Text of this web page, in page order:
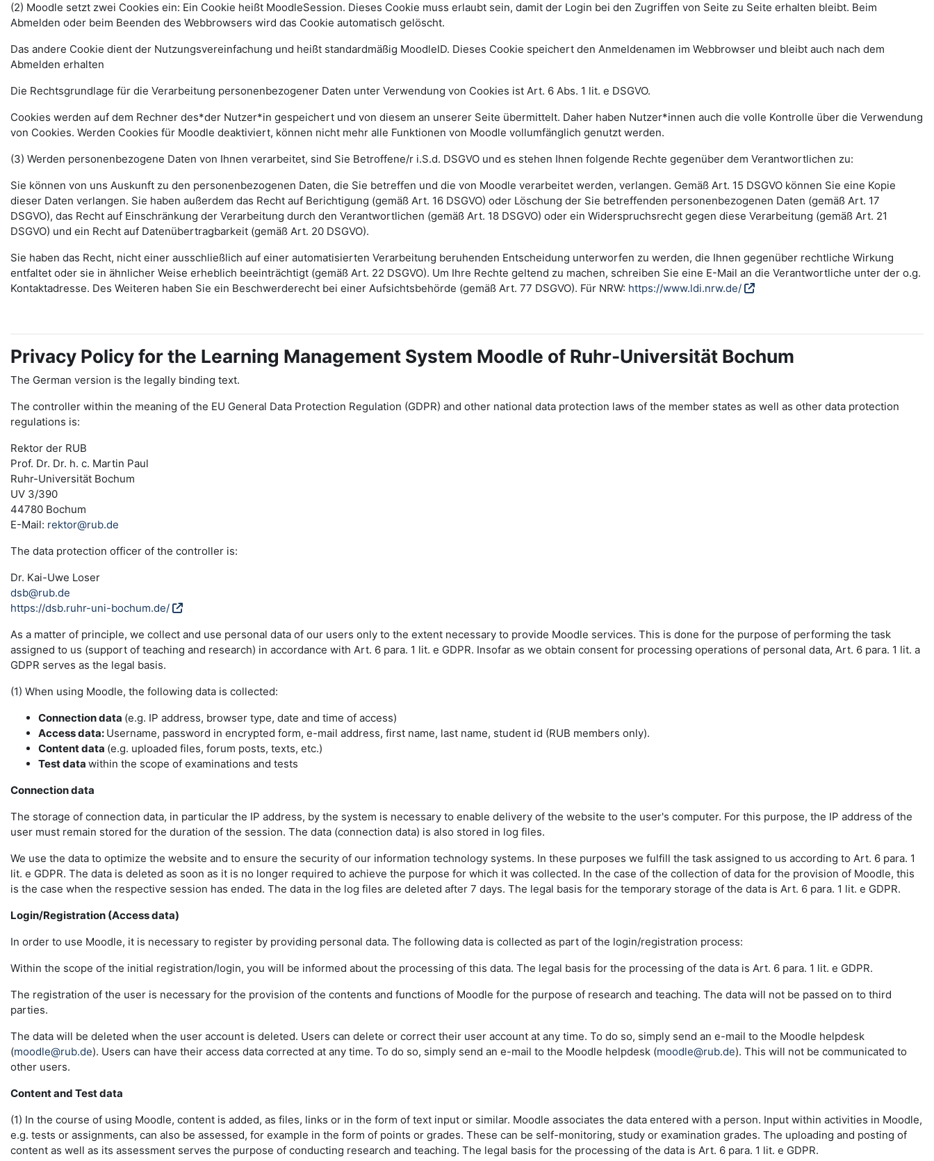
(2) Moodle setzt zwei Cookies ein: Ein Cookie heißt MoodleSession. Dieses Cookie muss erlaubt sein, damit der Login bei den Zugriffen von Seite zu Seite erhalten bleibt. Beim
Abmelden oder beim Beenden des Webbrowsers wird das Cookie automatisch gelöscht.
Das andere Cookie dient der Nutzungsvereinfachung und heißt standardmäßig MoodleID. Dieses Cookie speichert den Anmeldenamen im Webbrowser und bleibt auch nach dem
Abmelden erhalten
Die Rechtsgrundlage für die Verarbeitung personenbezogener Daten unter Verwendung von Cookies ist Art. 6 Abs. 1 lit. e DSGVO.
Cookies werden auf dem Rechner des*der Nutzer*in gespeichert und von diesem an unserer Seite übermittelt. Daher haben Nutzer*innen auch die volle Kontrolle über die Verwendung
von Cookies. Werden Cookies für Moodle deaktiviert, können nicht mehr alle Funktionen von Moodle vollumfänglich genutzt werden.
(3) Werden personenbezogene Daten von Ihnen verarbeitet, sind Sie Betroffene/r i.S.d. DSGVO und es stehen Ihnen folgende Rechte gegenüber dem Verantwortlichen zu:
Sie können von uns Auskunft zu den personenbezogenen Daten, die Sie betreffen und die von Moodle verarbeitet werden, verlangen. Gemäß Art. 15 DSGVO können Sie eine Kopie
dieser Daten verlangen. Sie haben außerdem das Recht auf Berichtigung (gemäß Art. 16 DSGVO) oder Löschung der Sie betreffenden personenbezogenen Daten (gemäß Art. 17
DSGVO), das Recht auf Einschränkung der Verarbeitung durch den Verantwortlichen (gemäß Art. 18 DSGVO) oder ein Widerspruchsrecht gegen diese Verarbeitung (gemäß Art. 21
DSGVO) und ein Recht auf Datenübertragbarkeit (gemäß Art. 20 DSGVO).
Sie haben das Recht, nicht einer ausschließlich auf einer automatisierten Verarbeitung beruhenden Entscheidung unterworfen zu werden, die Ihnen gegenüber rechtliche Wirkung
entfaltet oder sie in ähnlicher Weise erheblich beeinträchtigt (gemäß Art. 22 DSGVO). Um Ihre Rechte geltend zu machen, schreiben Sie eine E-Mail an die Verantwortliche unter der o.g.
Kontaktadresse. Des Weiteren haben Sie ein Beschwerderecht bei einer Aufsichtsbehörde (gemäß Art. 77 DSGVO). Für NRW: https://www.ldi.nrw.de/
Privacy Policy for the Learning Management System Moodle of Ruhr-Universität Bochum
The German version is the legally binding text.
The controller within the meaning of the EU General Data Protection Regulation (GDPR) and other national data protection laws of the member states as well as other data protection
regulations is:
Rektor der RUB
Prof. Dr. Dr. h. c. Martin Paul
Ruhr-Universität Bochum
UV 3/390
44780 Bochum
E-Mail: rektor@rub.de
The data protection officer of the controller is:
Dr. Kai-Uwe Loser
dsb@rub.de
https://dsb.ruhr-uni-bochum.de/
As a matter of principle, we collect and use personal data of our users only to the extent necessary to provide Moodle services. This is done for the purpose of performing the task
assigned to us (support of teaching and research) in accordance with Art. 6 para. 1 lit. e GDPR. Insofar as we obtain consent for processing operations of personal data, Art. 6 para. 1 lit. a
GDPR serves as the legal basis.
(1) When using Moodle, the following data is collected:
Connection data (e.g. IP address, browser type, date and time of access)
Access data: Username, password in encrypted form, e-mail address, first name, last name, student id (RUB members only).
Content data (e.g. uploaded files, forum posts, texts, etc.)
Test data within the scope of examinations and tests
Connection data
The storage of connection data, in particular the IP address, by the system is necessary to enable delivery of the website to the user's computer. For this purpose, the IP address of the
user must remain stored for the duration of the session. The data (connection data) is also stored in log files.
We use the data to optimize the website and to ensure the security of our information technology systems. In these purposes we fulfill the task assigned to us according to Art. 6 para. 1
lit. e GDPR. The data is deleted as soon as it is no longer required to achieve the purpose for which it was collected. In the case of the collection of data for the provision of Moodle, this
is the case when the respective session has ended. The data in the log files are deleted after 7 days. The legal basis for the temporary storage of the data is Art. 6 para. 1 lit. e GDPR.
Login/Registration (Access data)
In order to use Moodle, it is necessary to register by providing personal data. The following data is collected as part of the login/registration process:
Within the scope of the initial registration/login, you will be informed about the processing of this data. The legal basis for the processing of the data is Art. 6 para. 1 lit. e GDPR.
The registration of the user is necessary for the provision of the contents and functions of Moodle for the purpose of research and teaching. The data will not be passed on to third
parties.
The data will be deleted when the user account is deleted. Users can delete or correct their user account at any time. To do so, simply send an e-mail to the Moodle helpdesk
(moodle@rub.de). Users can have their access data corrected at any time. To do so, simply send an e-mail to the Moodle helpdesk (moodle@rub.de). This will not be communicated to
other users.
Content and Test data
(1) In the course of using Moodle, content is added, as files, links or in the form of text input or similar. Moodle associates the data entered with a person. Input within activities in Moodle,
e.g. tests or assignments, can also be assessed, for example in the form of points or grades. These can be self-monitoring, study or examination grades. The uploading and posting of
content as well as its assessment serves the purpose of conducting research and teaching. The legal basis for the processing of the data is Art. 6 para. 1 lit. e GDPR.